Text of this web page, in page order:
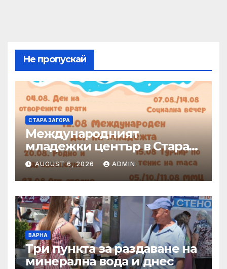
Не пропускай
СТАРА ЗАГОРА
Международният
младежки център в Стара
Загора представя богата
програма от инициативи
през август
AUGUST 6, 2026 ADMIN
ВАРНА
Три пункта за раздаване на
минерална вода и днес